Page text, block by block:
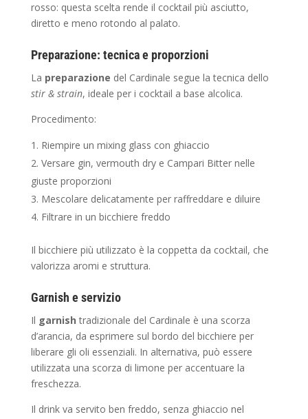
rosso: questa scelta rende il cocktail più asciutto,
diretto e meno rotondo al palato.
Preparazione: tecnica e proporzioni
La preparazione del Cardinale segue la tecnica dello
stir & strain, ideale per i cocktail a base alcolica.
Procedimento:
Riempire un mixing glass con ghiaccio
Versare gin, vermouth dry e Campari Bitter nelle
giuste proporzioni
Mescolare delicatamente per raffreddare e diluire
Filtrare in un bicchiere freddo
Il bicchiere più utilizzato è la coppetta da cocktail, che
valorizza aromi e struttura.
Garnish e servizio
Il garnish tradizionale del Cardinale è una scorza
d’arancia, da esprimere sul bordo del bicchiere per
liberare gli oli essenziali. In alternativa, può essere
utilizzata una scorza di limone per accentuare la
freschezza.
Il drink va servito ben freddo, senza ghiaccio nel